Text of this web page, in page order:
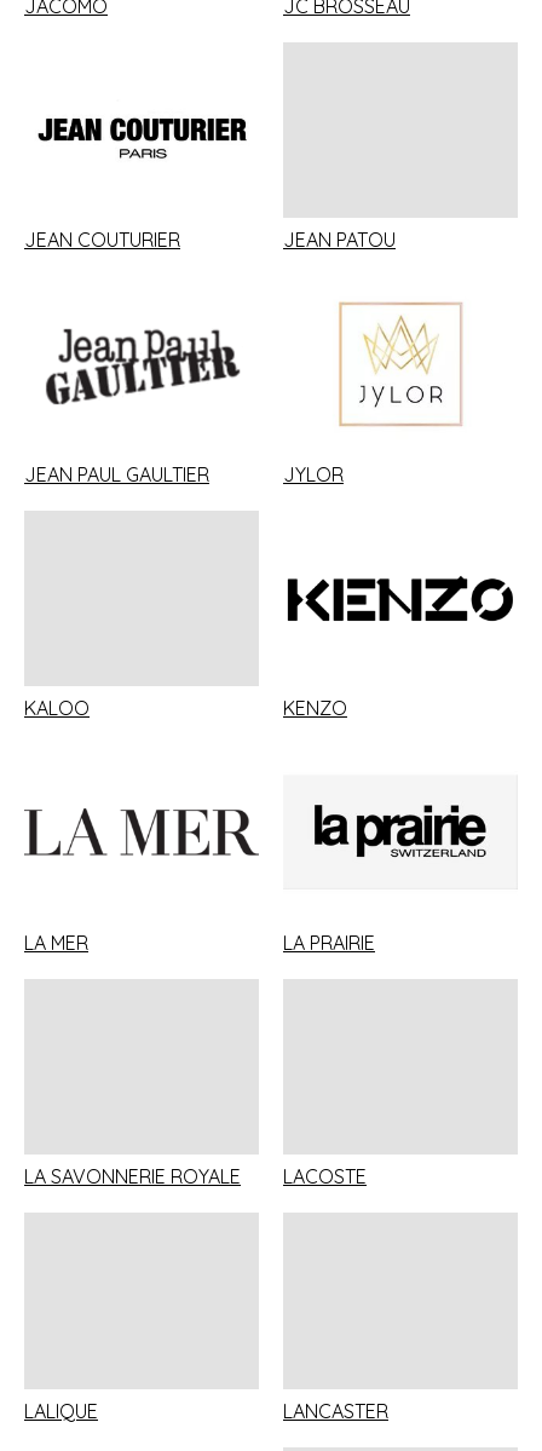
JACOMO JC BROSSEAU
JEAN COUTURIER JEAN PATOU
JEAN PAUL GAULTIER JYLOR
KALOO KENZO
LA MER LA PRAIRIE
LA SAVONNERIE ROYALE LACOSTE
LALIQUE LANCASTER